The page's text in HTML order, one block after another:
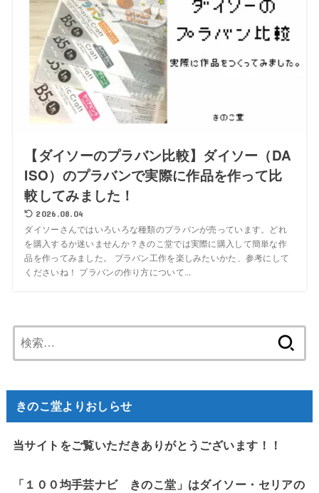
【ダイソーのプラバン比較】ダイソー（DA
ISO）のプラバンで実際に作品を作って比
較してみました！
2026.08.04
ダイソーさんではいろいろな種類のプラバンが売っています。どれ
を購入するか迷いませんか？きのこ堂では実際に購入して簡単な作
品を作ってみました。 プラバン工作を楽しみたいかた、参考にして
くださいね！ プラバンの作り方について...
索:
きのこ堂よりおしらせ
当サイトをご覧いただきありがとうございます！！
「１００均手芸ナビ きのこ堂」はダイソー・セリアの